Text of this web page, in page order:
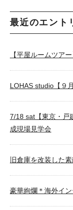
最近のエント
【平屋ルームツア
LOHAS studio【９
7/18 sat【東京・
成現場見学会
旧倉庫を改装した
豪華絢爛＊海外イ